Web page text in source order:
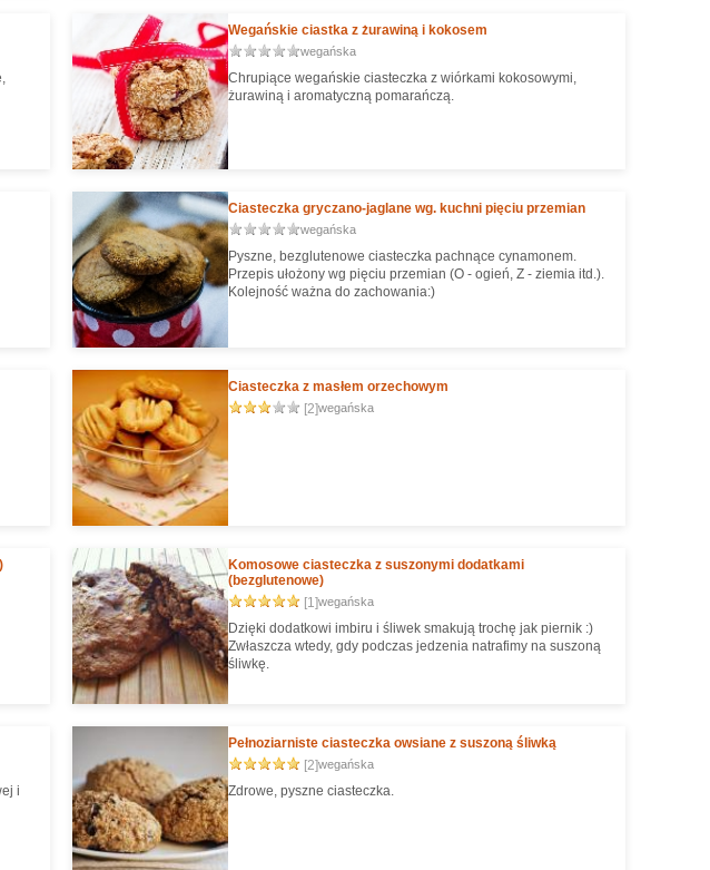
Wegańskie ciastka z żurawiną i kokosem
wegańska
Chrupiące wegańskie ciasteczka z wiórkami kokosowymi,
żurawiną i aromatyczną pomarańczą.
Ciasteczka gryczano-jaglane wg. kuchni pięciu przemian
wegańska
Pyszne, bezglutenowe ciasteczka pachnące cynamonem.
Przepis ułożony wg pięciu przemian (O - ogień, Z - ziemia itd.).
Kolejność ważna do zachowania:)
Ciasteczka z masłem orzechowym
[2]wegańska
Komosowe ciasteczka z suszonymi dodatkami
(bezglutenowe)
[1]wegańska
Dzięki dodatkowi imbiru i śliwek smakują trochę jak piernik :)
Zwłaszcza wtedy, gdy podczas jedzenia natrafimy na suszoną
śliwkę.
i
Pełnoziarniste ciasteczka owsiane z suszoną śliwką
[2]wegańska
Zdrowe, pyszne ciasteczka.